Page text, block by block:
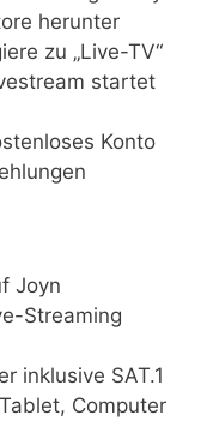
herunter
zu „Live-TV“
startet
Konto
Joyn
Streaming
inklusive SAT.1
Computer